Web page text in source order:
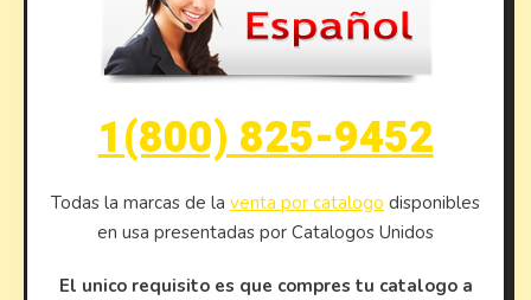
1(800) 825-9452
Todas la marcas de la venta por catalogo disponibles
en usa presentadas por Catalogos Unidos
El unico requisito es que compres tu catalogo a